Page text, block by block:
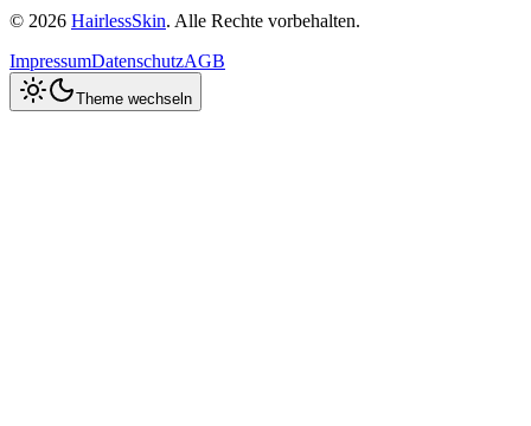
© 2026 HairlessSkin. Alle Rechte vorbehalten.
ImpressumDatenschutzAGB
Theme wechseln